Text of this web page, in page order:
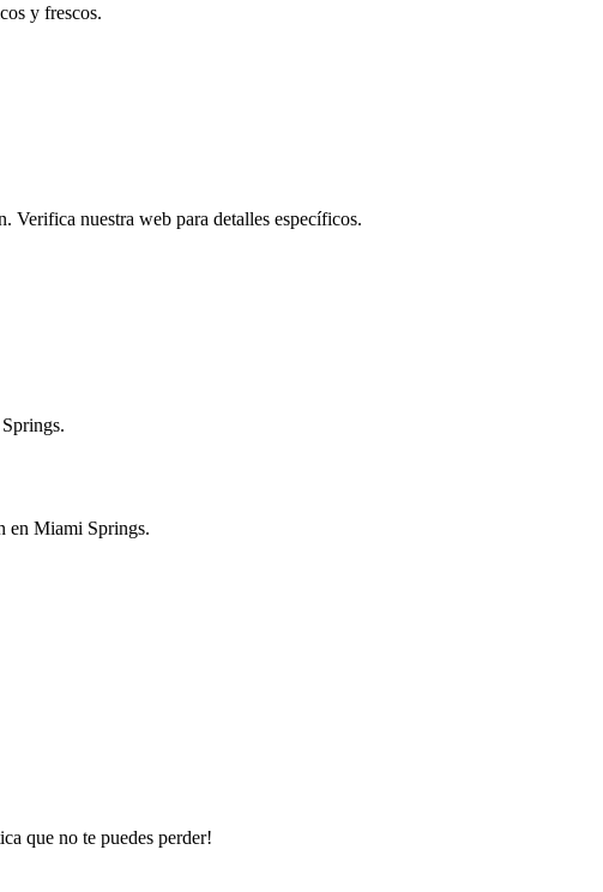
y frescos.
Verifica nuestra web para detalles específicos.
en Miami Springs.
que no te puedes perder!